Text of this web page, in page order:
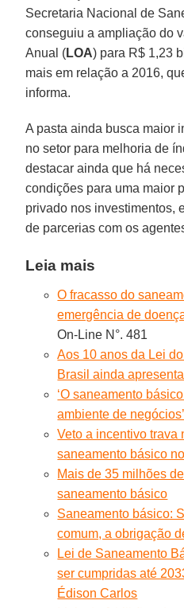
Secretaria Nacional de
conseguiu a ampliação do
Anual (LOA) para R$ 1,23
mais em relação a 2016,
informa.
A pasta ainda busca maior
no setor para melhoria de
destacar ainda que há
condições para uma maior
privado nos investimentos,
de parcerias com os
Leia mais
O fracasso do
emergência de
On-Line N°. 481
Aos 10 anos da Lei
Brasil ainda
‘O saneamento
ambiente de negócios’
Veto a incentivo trava
saneamento básico
Mais de 35 milhões
saneamento básico
Saneamento básico:
comum, a obrigação
Lei de Saneamento
ser cumpridas até
Édison Carlos